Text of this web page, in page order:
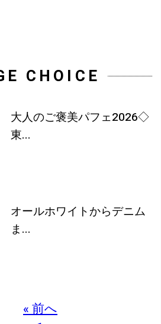
CHOICE
大人のご褒美パフェ2026◇
東...
オールホワイトからデニム
ま...
« 前へ